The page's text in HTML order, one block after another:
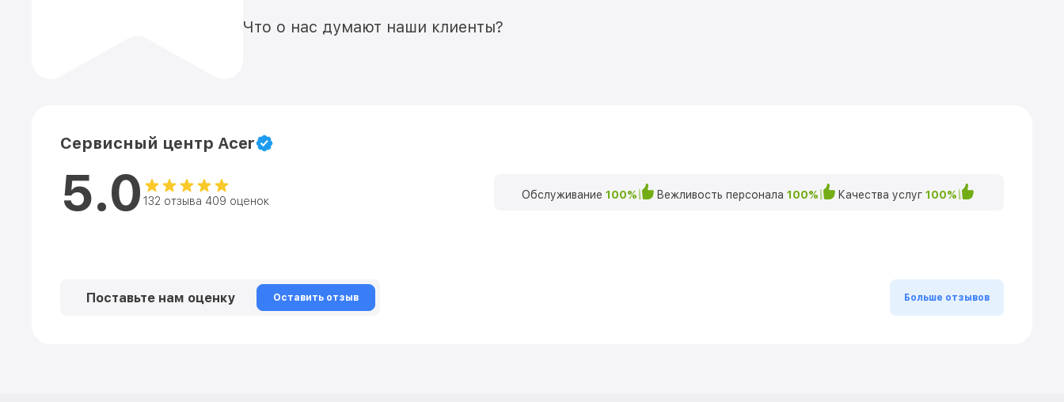
Что о нас думают наши клиенты?
Сервисный центр Acer
5.0 132 отзыва 409 оценок Обслуживание 100% Вежливость персонала 100% Качества услуг 100%
Поставьте нам оценку Оставить отзыв Больше отзывов